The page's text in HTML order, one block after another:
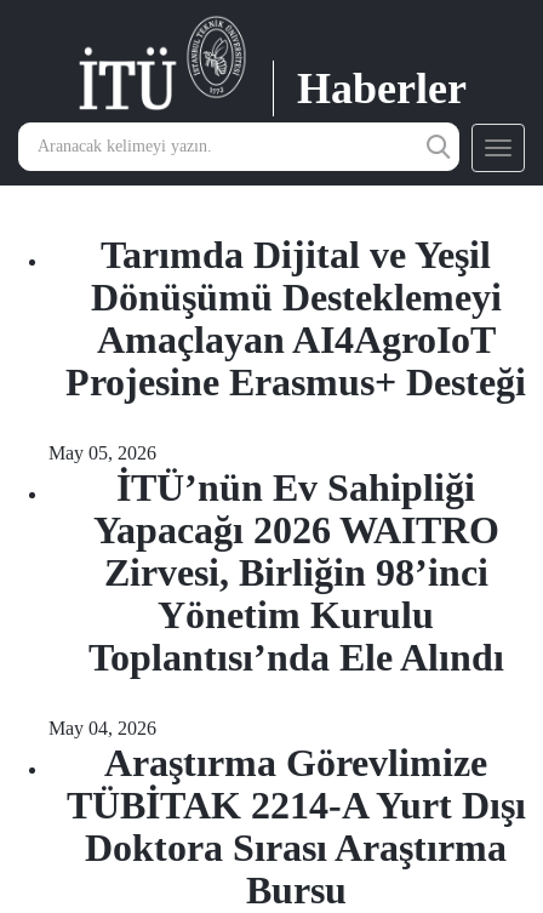
Haberler
Tarımda Dijital ve Yeşil
Dönüşümü Desteklemeyi
Amaçlayan AI4AgroIoT
Projesine Erasmus+ Desteği
May 05, 2026
İTÜ’nün Ev Sahipliği
Yapacağı 2026 WAITRO
Zirvesi, Birliğin 98’inci
Yönetim Kurulu
Toplantısı’nda Ele Alındı
May 04, 2026
Araştırma Görevlimize
TÜBİTAK 2214-A Yurt Dışı
Doktora Sırası Araştırma
Bursu